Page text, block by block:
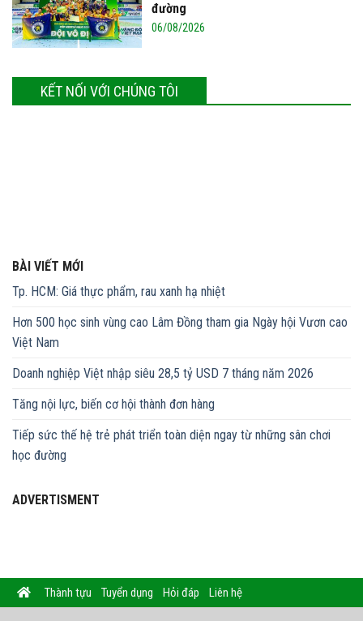
đường
06/08/2026
KẾT NỐI VỚI CHÚNG TÔI
BÀI VIẾT MỚI
Tp. HCM: Giá thực phẩm, rau xanh hạ nhiệt
Hơn 500 học sinh vùng cao Lâm Đồng tham gia Ngày hội Vươn cao
Việt Nam
Doanh nghiệp Việt nhập siêu 28,5 tỷ USD 7 tháng năm 2026
Tăng nội lực, biến cơ hội thành đơn hàng
Tiếp sức thế hệ trẻ phát triển toàn diện ngay từ những sân chơi
học đường
ADVERTISMENT
Thành tựu Tuyển dụng Hỏi đáp Liên hệ